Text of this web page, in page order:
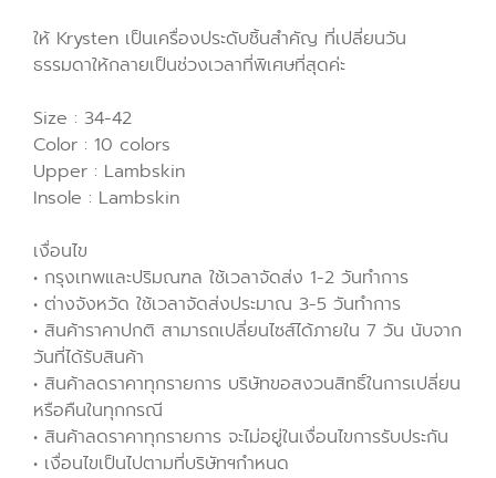
ให้ Krysten เป็นเครื่องประดับชิ้นสำคัญ ที่เปลี่ยนวัน
ธรรมดาให้กลายเป็นช่วงเวลาที่พิเศษที่สุดค่ะ
Size : 34-42
Color : 10 colors
Upper : Lambskin
Insole : Lambskin
เงื่อนไข
• กรุงเทพและปริมณฑล ใช้เวลาจัดส่ง 1-2 วันทำการ
• ต่างจังหวัด ใช้เวลาจัดส่งประมาณ 3-5 วันทำการ
• สินค้าราคาปกติ สามารถเปลี่ยนไซส์ได้ภายใน 7 วัน นับจาก
วันที่ได้รับสินค้า
• สินค้าลดราคาทุกรายการ บริษัทขอสงวนสิทธิ์ในการเปลี่ยน
หรือคืนในทุกกรณี
• สินค้าลดราคาทุกรายการ จะไม่อยู่ในเงื่อนไขการรับประกัน
• เงื่อนไขเป็นไปตามที่บริษัทฯกำหนด